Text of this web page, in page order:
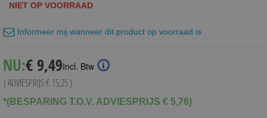
NIET OP VOORRAAD
Informeer mij wanneer dit product op voorraad is
NU:Special
Price
€ 9,49Incl. Btw
( ADVIESPRIJS€ 15,25)
*(BESPARING T.O.V. ADVIESPRIJS € 5,76)